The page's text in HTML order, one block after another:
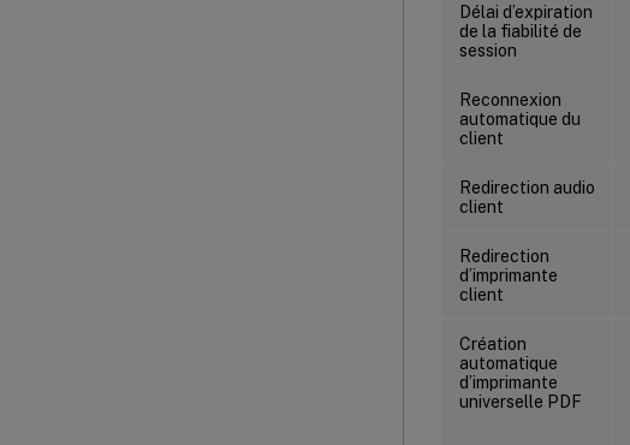
Délai d’expiration
de la fiabilité de
session
Reconnexion
automatique du
client
Redirection audio
client
Redirection
d’imprimante
client
Création
automatique
d’imprimante
universelle PDF